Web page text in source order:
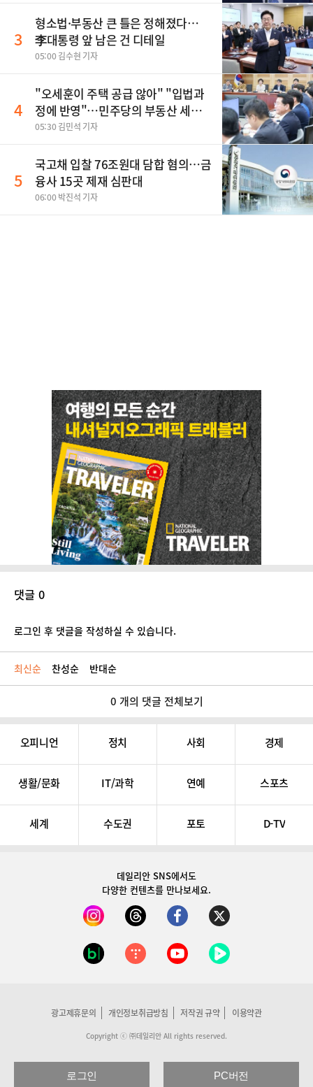
3
형소법·부동산 큰 틀은 정해졌다…
李대통령 앞 남은 건 디테일
05:00 김수현 기자
4
"오세훈이 주택 공급 않아" "입법과
정에 반영"…민주당의 부동산 세제
개편 해법은
05:30 김민석 기자
5
국고채 입찰 76조원대 담합 혐의…금
융사 15곳 제재 심판대
06:00 박진석 기자
댓글 0
로그인 후 댓글을 작성하실 수 있습니다.
최신순 찬성순 반대순
0 개의 댓글 전체보기
오피니언 정치 사회 경제
생활/문화 IT/과학 연예 스포츠
세계 수도권 포토 D-TV
데일리안 SNS에서도
다양한 컨텐츠를 만나보세요.
광고제휴문의 개인정보취급방침 저작권 규약 이용약관
Copyright ⓒ ㈜데일리안 All rights reserved.
로그인 PC버전